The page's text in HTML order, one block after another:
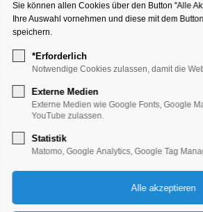
Ferienkalender, Kinder,
03.08.2026, 10:00–17:00
Sie können allen Cookies über den Button "Alle
Ihre Auswahl vornehmen und diese mit dem
speichern.
*Erforderlich
Notwendige Cookies zulassen, damit die
Externe Medien
Externe Medien wie Google Fonts, Google
YouTube zulassen.
Statistik
Matomo, Google Analytics, Google Tag